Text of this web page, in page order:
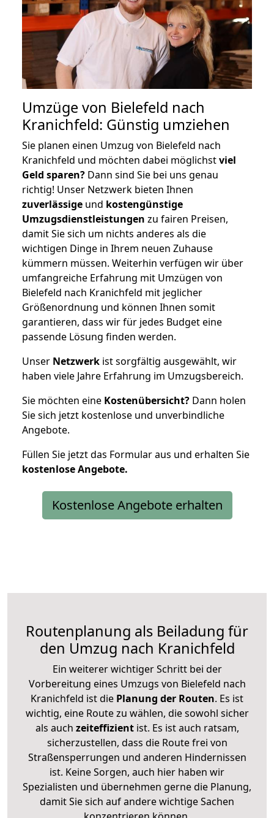
Umzüge von Bielefeld nach
Kranichfeld: Günstig umziehen
Sie planen einen Umzug von Bielefeld nach
Kranichfeld und möchten dabei möglichstviel
Geld sparen? Dann sind Sie bei uns genau
richtig! Unser Netzwerk bieten Ihnen
zuverlässige und kostengünstige
Umzugsdienstleistungen zu fairen Preisen,
damit Sie sich um nichts anderes als die
wichtigen Dinge in Ihrem neuen Zuhause
kümmern müssen. Weiterhin verfügen wir über
umfangreiche Erfahrung mit Umzügen von
Bielefeld nach Kranichfeld mit jeglicher
Größenordnung und können Ihnen somit
garantieren, dass wir für jedes Budget eine
passende Lösung finden werden.
Unser Netzwerk ist sorgfältig ausgewählt, wir
haben viele Jahre Erfahrung im Umzugsbereich.
Sie möchten eine Kostenübersicht? Dann holen
Sie sich jetzt kostenlose und unverbindliche
Angebote.
Füllen Sie jetzt das Formular aus und erhalten Sie
kostenloseAngebote.
Kostenlose Angebote erhalten
Routenplanung als Beiladung für
den Umzug nach Kranichfeld
Ein weiterer wichtiger Schritt bei der
Vorbereitung eines Umzugs von Bielefeld nach
Kranichfeld ist die Planung der Routen. Es ist
wichtig, eine Route zu wählen, die sowohl sicher
als auch zeiteffizientist. Es ist auch ratsam,
sicherzustellen, dass die Route frei von
Straßensperrungen und anderen Hindernissen
ist. Keine Sorgen, auch hier haben wir
Spezialisten und übernehmen gerne die Planung,
damit Sie sich auf andere wichtige Sachen